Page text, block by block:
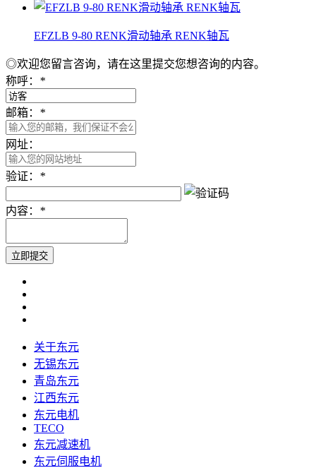
EFZLB 9-80 RENK滑动轴承 RENK轴瓦
◎欢迎您留言咨询，请在这里提交您想咨询的内容。
称呼： *
邮箱： *
网址：
验证： *
内容： *
关于东元
无锡东元
青岛东元
江西东元
东元电机
TECO
东元减速机
东元伺服电机